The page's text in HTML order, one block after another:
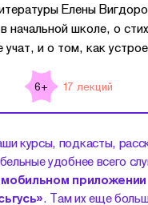
Елены
начальной школе, о
учат, и о том, как
6+ 17 лекций
курсы, подкасты,
удобнее всего
мобильном приложении
. Там их еще